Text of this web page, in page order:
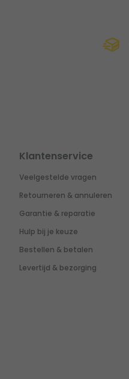
Klantenservice
Veelgestelde vragen
Retourneren & annuleren
Garantie & reparatie
Hulp bij je keuze
Bestellen & betalen
Levertijd & bezorging